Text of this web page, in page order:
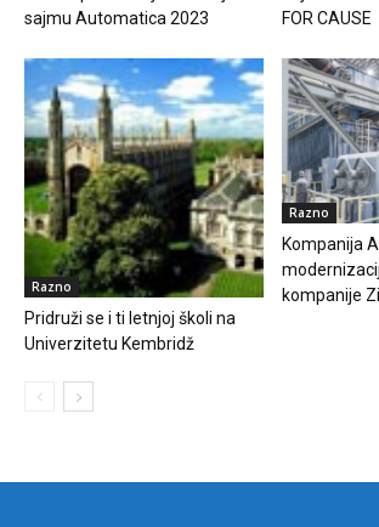
sajmu Automatica 2023
FOR CAUSE
Razno
Pridruži se i ti letnjoj školi na
Univerzitetu Kembridž
Razno
Kompanija
kompanije